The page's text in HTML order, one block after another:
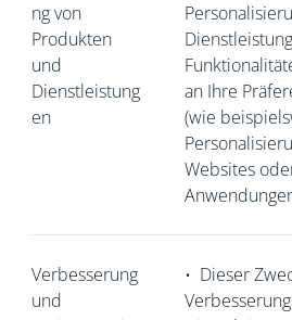
ng von
Produkten
und
Dienstleistung
en
an Ihre
(wie
Websites
Verbesserung
und
• Dieser